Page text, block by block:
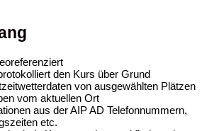
den Kurs über Grund
von ausgewählten Plätzen
vom aktuellen Ort
aus der AIP AD Telefonnummern,
etc.